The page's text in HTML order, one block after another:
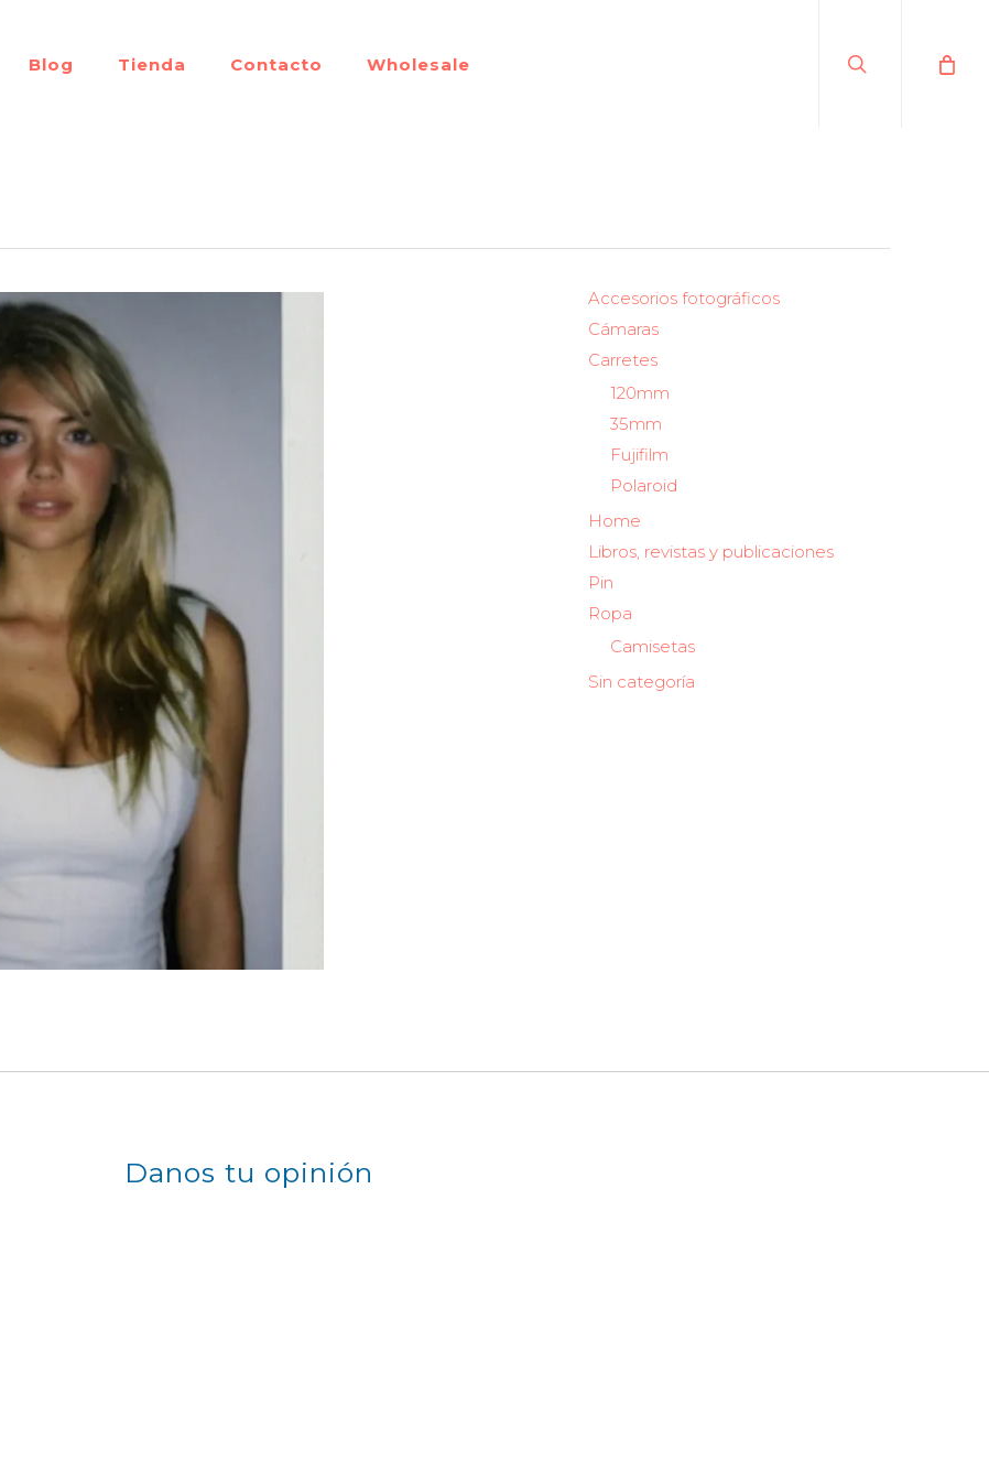
Blog Tienda Contacto Wholesale
Accesorios fotográficos
Cámaras
Carretes
120mm
35mm
Fujifilm
Polaroid
Home
Libros, revistas y publicaciones
Pin
Ropa
Camisetas
Sin categoría
Danos tu opinión